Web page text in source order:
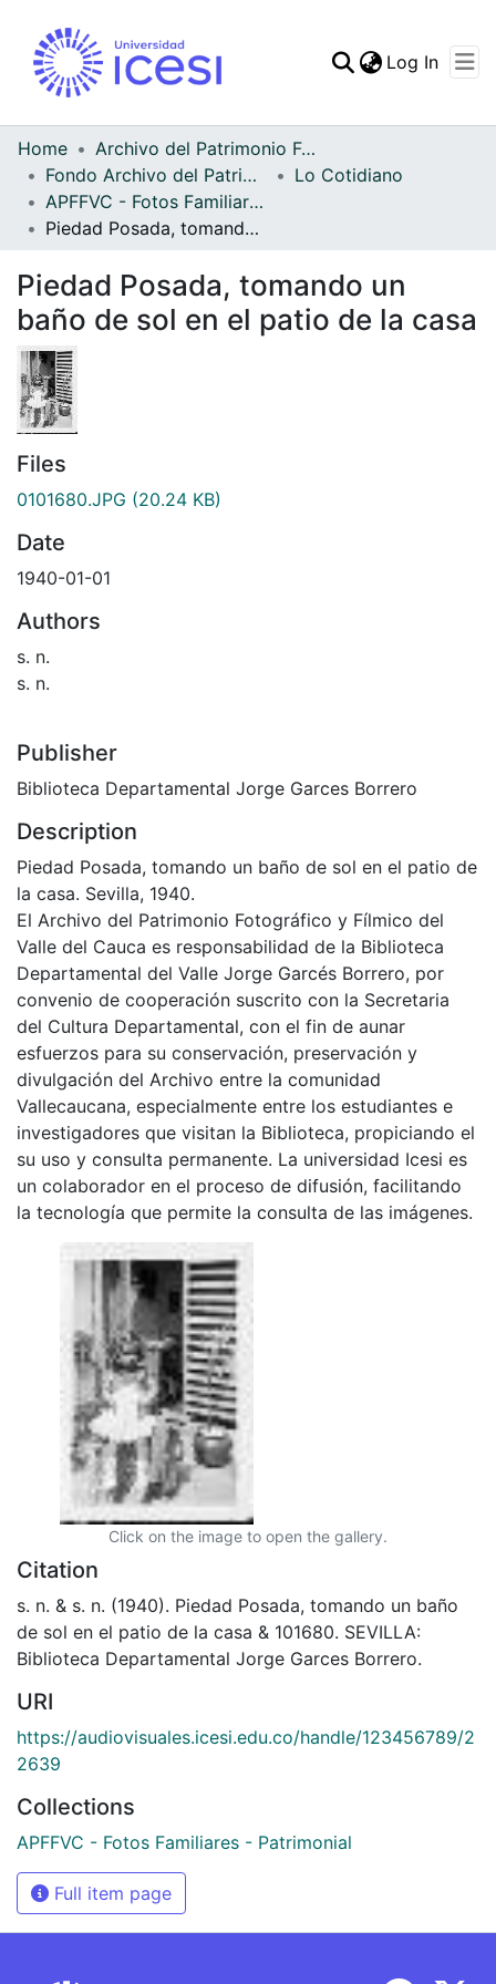
Statistics
Log In
Home
Archivo del Patrimonio Fotográfico y Fílmico del Valle del Cauca
Fondo Archivo del Patrimonio Fotográfico y Fílmico del Valle del Cauca
Lo Cotidiano
APFFVC - Fotos Familiares - Patrimonial
Piedad Posada, tomando un baño de sol en el patio de la casa
Piedad Posada, tomando un
baño de sol en el patio de la casa
Files
0101680.JPG (20.24 KB)
Date
1940-01-01
Authors
s. n.
s. n.
Publisher
Biblioteca Departamental Jorge Garces Borrero
Description
Piedad Posada, tomando un baño de sol en el patio de
la casa. Sevilla, 1940.
El Archivo del Patrimonio Fotográfico y Fílmico del
Valle del Cauca es responsabilidad de la Biblioteca
Departamental del Valle Jorge Garcés Borrero, por
convenio de cooperación suscrito con la Secretaria
del Cultura Departamental, con el fin de aunar
esfuerzos para su conservación, preservación y
divulgación del Archivo entre la comunidad
Vallecaucana, especialmente entre los estudiantes e
investigadores que visitan la Biblioteca, propiciando el
su uso y consulta permanente. La universidad Icesi es
un colaborador en el proceso de difusión, facilitando
la tecnología que permite la consulta de las imágenes.
Click on the image to open the gallery.
Citation
s. n. & s. n. (1940). Piedad Posada, tomando un baño
de sol en el patio de la casa & 101680. SEVILLA:
Biblioteca Departamental Jorge Garces Borrero.
URI
https://audiovisuales.icesi.edu.co/handle/123456789/2
2639
Collections
APFFVC - Fotos Familiares - Patrimonial
Full item page